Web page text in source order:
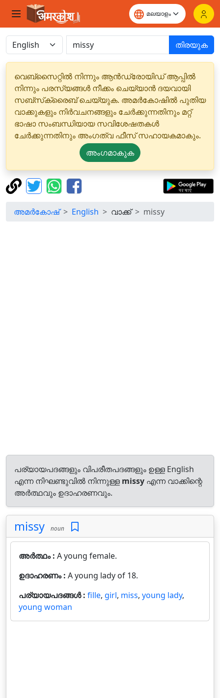
തിരയുക
വെബ്‌സൈറ്റിൽ നിന്നും ആൻഡ്രോയിഡ് ആപ്പിൽ
നിന്നും പരസ്യങ്ങൾ നീക്കം ചെയ്യാൻ ദയവായി
സബ്‌സ്‌ക്രൈബ് ചെയ്യുക. അമർകോഷിൽ പുതിയ
വാക്കുകളും നിർവചനങ്ങളും ചേർക്കുന്നതിനും മറ്റ്
ഭാഷാ സംബന്ധിയായ സവിശേഷതകൾ
ചേർക്കുന്നതിനും അംഗത്വ ഫീസ് സഹായകമാകും.
അംഗമാകുക
അമർകോഷ് English വാക്ക് missy
പര്യായപദങ്ങളും വിപരീതപദങ്ങളും ഉള്ള English
എന്ന നിഘണ്ടുവിൽ നിന്നുള്ള missy എന്ന വാക്കിന്റെ
അർത്ഥവും ഉദാഹരണവും.
missy noun
അർത്ഥം : A young female.
ഉദാഹരണം : A young lady of 18.
പര്യായപദങ്ങൾ : fille, girl, miss, young lady,
young woman